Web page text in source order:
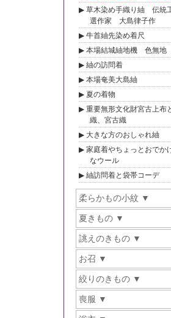
草木染め手織り紬 伝統
選作家 大島律子作
牛首紬先染め着尺
本場結城紬地機 色無地
紬の訪問着
本場奄美大島紬
夏の着物
重要無形文化財宮古上布
織、宮古織
大きな方のおしゃれ紬
家庭着やちょっとおでか
なウール
紬訪問着と袋帯コーデ
柔らかもの小紋
夏きもの
誂えのきもの
お召
絞りのきもの
喪服